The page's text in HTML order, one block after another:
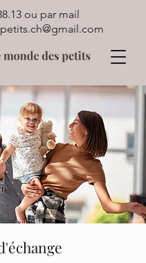
ou par mail
d'échange